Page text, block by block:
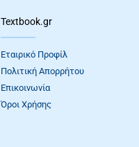
Textbook.gr
Εταιρικό Προφίλ
Πολιτική Απορρήτου
Επικοινωνία
Όροι Xρήσης